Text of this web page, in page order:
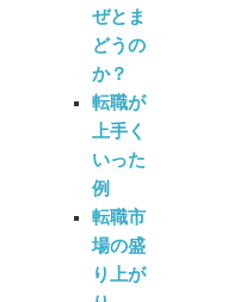
ぜとま
どうの
か？
転職が
上手く
いった
例
転職市
場の盛
り上が